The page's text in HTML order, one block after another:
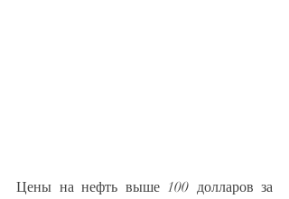
Цены на нефть выше 100 долларов за